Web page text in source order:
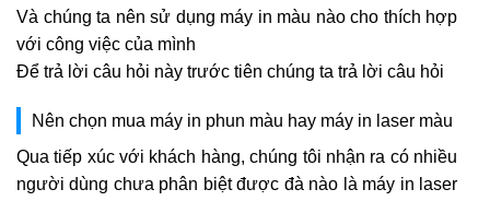
Và chúng ta nên sử dụng máy in màu nào cho thích hợp
với công việc của mình
Để trả lời câu hỏi này trước tiên chúng ta trả lời câu hỏi
Nên chọn mua máy in phun màu hay máy in laser màu
Qua tiếp xúc với khách hàng, chúng tôi nhận ra có nhiều
người dùng chưa phân biệt được đà nào là máy in laser